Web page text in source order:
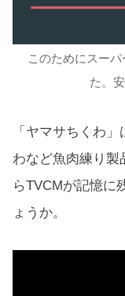
このためにスー
た。
「ヤマサちくわ
わなど魚肉練り製
らTVCMが記憶に
ょうか。